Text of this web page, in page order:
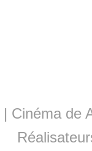
| Cinéma de